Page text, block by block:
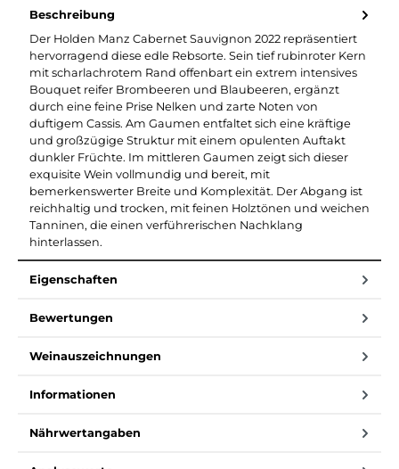
Beschreibung
Der Holden Manz Cabernet Sauvignon 2022 repräsentiert
hervorragend diese edle Rebsorte. Sein tief rubinroter Kern
mit scharlachrotem Rand offenbart ein extrem intensives
Bouquet reifer Brombeeren und Blaubeeren, ergänzt
durch eine feine Prise Nelken und zarte Noten von
duftigem Cassis. Am Gaumen entfaltet sich eine kräftige
und großzügige Struktur mit einem opulenten Auftakt
dunkler Früchte. Im mittleren Gaumen zeigt sich dieser
exquisite Wein vollmundig und bereit, mit
bemerkenswerter Breite und Komplexität. Der Abgang ist
reichhaltig und trocken, mit feinen Holztönen und weichen
Tanninen, die einen verführerischen Nachklang
hinterlassen.
Eigenschaften
Bewertungen
Weinauszeichnungen
Informationen
Nährwertangaben